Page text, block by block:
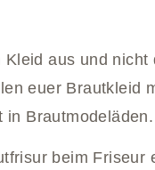
aus und
euer Brautkleid
in Brautmodeläden.
beim Friseur